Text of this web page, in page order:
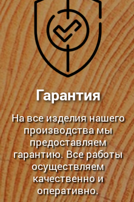
Гарантия
На все изделия нашего
производства мы
предоставляем
гарантию. Все работы
осуществляем
качественно и
оперативно.